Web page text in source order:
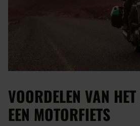
VOORDELEN VAN
EEN MOTORFIETS